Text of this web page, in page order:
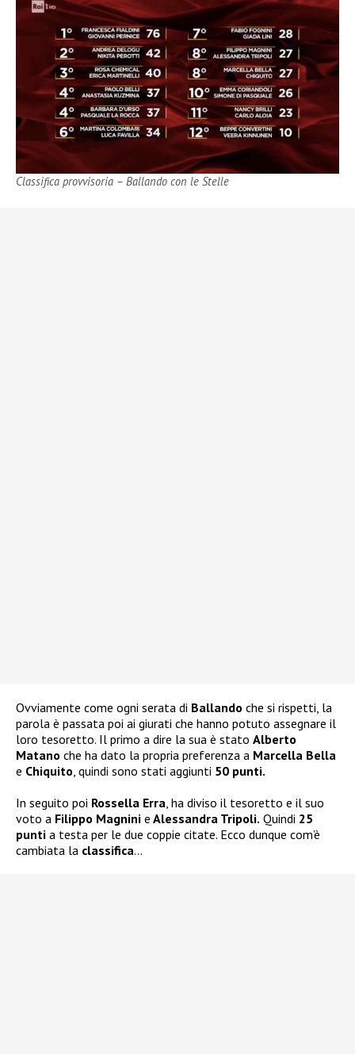
Classifica provvisoria – Ballando con le Stelle
Ovviamente come ogni serata di Ballando che si rispetti, la
parola è passata poi ai giurati che hanno potuto assegnare il
loro tesoretto. Il primo a dire la sua è stato Alberto
Matano che ha dato la propria preferenza a Marcella Bella
e Chiquito , quindi sono stati aggiunti 50 punti.
In seguito poi Rossella Erra , ha diviso il tesoretto e il suo
voto a Filippo Magnini e Alessandra Tripoli. Quindi 25
punti a testa per le due coppie citate. Ecco dunque com’è
cambiata la classifica…